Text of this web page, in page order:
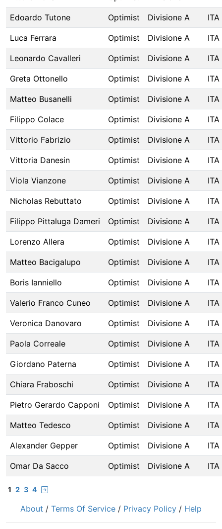
Edoardo Tutone Optimist Divisione A ITA
Luca Ferrara Optimist Divisione A ITA
Leonardo Cavalleri Optimist Divisione A ITA
Greta Ottonello Optimist Divisione A ITA
Matteo Busanelli Optimist Divisione A ITA
Filippo Colace Optimist Divisione A ITA
Vittorio Fabrizio Optimist Divisione A ITA
Vittoria Danesin Optimist Divisione A ITA
Viola Vianzone Optimist Divisione A ITA
Nicholas Rebuttato Optimist Divisione A ITA
Filippo Pittaluga Dameri Optimist Divisione A ITA
Lorenzo Allera Optimist Divisione A ITA
Matteo Bacigalupo Optimist Divisione A ITA
Boris Ianniello Optimist Divisione A ITA
Valerio Franco Cuneo Optimist Divisione A ITA
Veronica Danovaro Optimist Divisione A ITA
Paola Correale Optimist Divisione A ITA
Giordano Paterna Optimist Divisione A ITA
Chiara Fraboschi Optimist Divisione A ITA
Pietro Gerardo Capponi Optimist Divisione A ITA
Matteo Tedesco Optimist Divisione A ITA
Alexander Gepper Optimist Divisione A ITA
Omar Da Sacco Optimist Divisione A ITA
1 2 3 4
About / Terms Of Service / Privacy Policy / Help